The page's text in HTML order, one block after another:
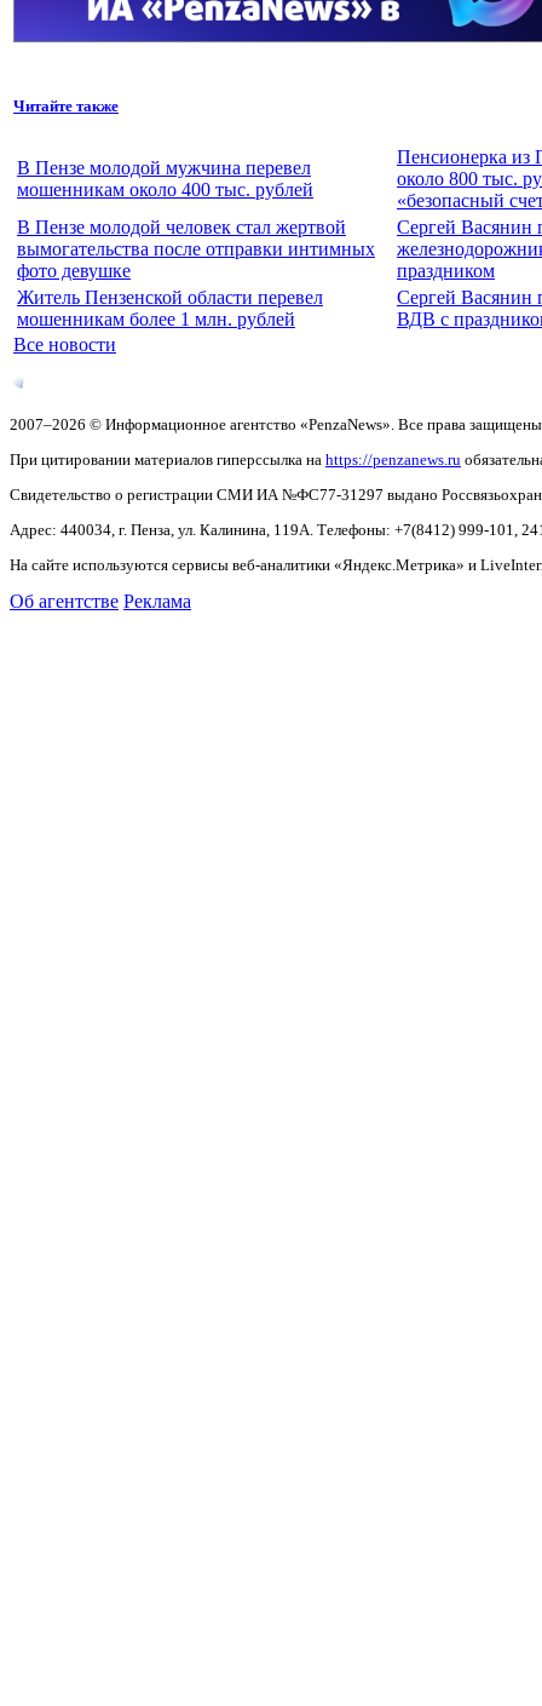
Читайте также
В Пензе молодой мужчина перевел
мошенникам около 400 тыс. рублей
Пенсионерка из
около 800 тыс.
«безопасный
В Пензе молодой человек стал жертвой
вымогательства после отправки интимных
фото девушке
Сергей Васянин
праздником
Житель Пензенской области перевел
мошенникам более 1 млн. рублей
Сергей Васянин
ВДВ с
Все новости
2007–2026 © Информационное агентство «PenzaNews». Все права
При цитировании материалов гиперссылка на https://penzanews.ru
Свидетельство о регистрации СМИ ИА №ФС77-31297 выдано
Адрес: 440034, г. Пенза, ул. Калинина, 119А. Телефоны: +7(8412) 999-101,
На сайте используются сервисы веб-аналитики «Яндекс.Метрика» и
Об агентстве Реклама